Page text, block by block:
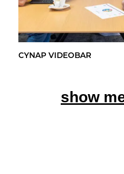
CYNAP VI­DEO­BAR
show